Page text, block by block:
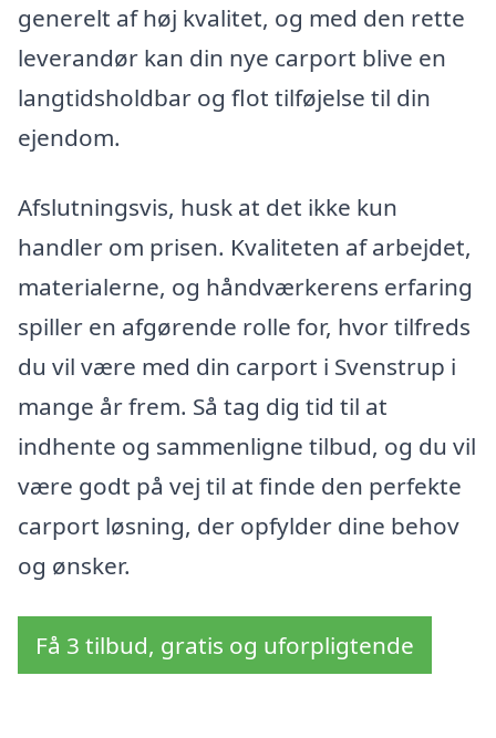
generelt af høj kvalitet, og med den rette
leverandør kan din nye carport blive en
langtidsholdbar og flot tilføjelse til din
ejendom.
Afslutningsvis, husk at det ikke kun
handler om prisen. Kvaliteten af arbejdet,
materialerne, og håndværkerens erfaring
spiller en afgørende rolle for, hvor tilfreds
du vil være med din carport i Svenstrup i
mange år frem. Så tag dig tid til at
indhente og sammenligne tilbud, og du vil
være godt på vej til at finde den perfekte
carport løsning, der opfylder dine behov
og ønsker.
Få 3 tilbud, gratis og uforpligtende